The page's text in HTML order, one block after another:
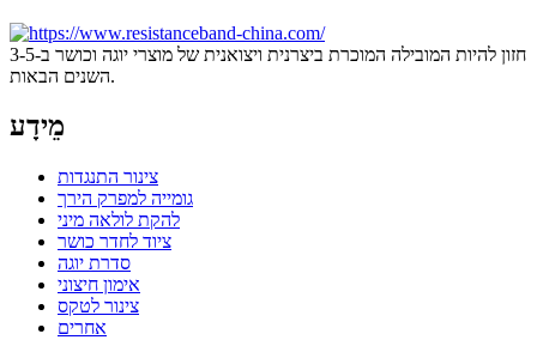
חזון להיות המובילה המוכרת ביצרנית ויצואנית של מוצרי יוגה וכושר ב-3-5
השנים הבאות.
מֵידָע
צינור התנגדות
גומייה למפרק הירך
להקת לולאה מיני
ציוד לחדר כושר
סדרת יוגה
אימון חיצוני
צינור לטקס
אחרים